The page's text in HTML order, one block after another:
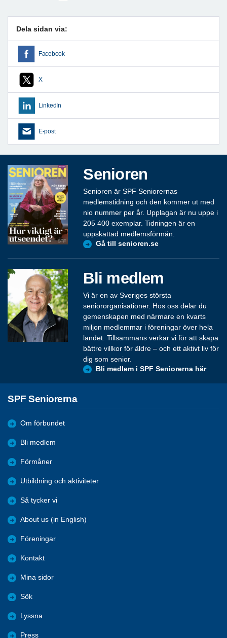
Dela sidan via:
Facebook
X
LinkedIn
E-post
Senioren
Senioren är SPF Seniorernas
medlemstidning och den kommer ut med
nio nummer per år. Upplagan är nu uppe i
205 400 exemplar. Tidningen är en
uppskattad medlemsförmån.
Gå till senioren.se
Bli medlem
Vi är en av Sveriges största
seniororganisationer. Hos oss delar du
gemenskapen med närmare en kvarts
miljon medlemmar i föreningar över hela
landet. Tillsammans verkar vi för att skapa
bättre villkor för äldre – och ett aktivt liv för
dig som senior.
Bli medlem i SPF Seniorerna här
SPF Seniorerna
Om förbundet
Bli medlem
Förmåner
Utbildning och aktiviteter
Så tycker vi
About us (in English)
Föreningar
Kontakt
Mina sidor
Sök
Lyssna
Press